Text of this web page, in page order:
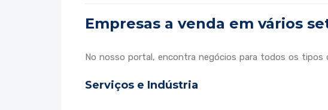
Empresas a venda em vários
No nosso portal, encontra negócios para todos os tipos
Serviços e Indústria